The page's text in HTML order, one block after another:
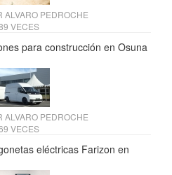
ALVARO PEDROCHE
VECES
para construcción en Osuna
ALVARO PEDROCHE
VECES
eléctricas Farizon en